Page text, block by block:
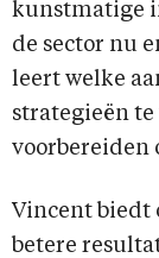
kunstmatige
de sector nu
leert welke
strategieën te
voorbereiden
Vincent biedt
betere